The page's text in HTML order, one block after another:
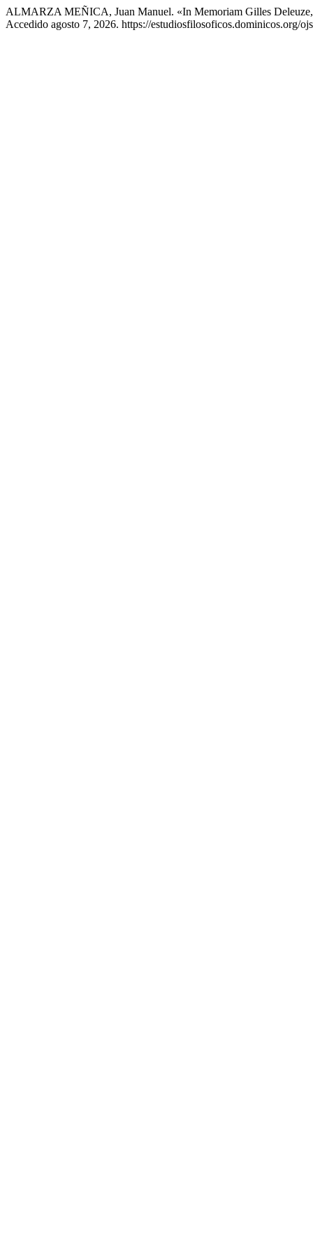
ALMARZA MEÑICA, Juan Manuel. «In Memoriam Gilles
Accedido agosto 7, 2026. https://estudiosfilosoficos.dominicos.org/